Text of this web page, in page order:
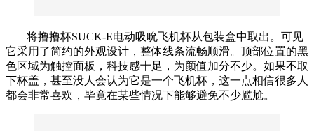
将撸撸杯SUCK-E电动吸吮飞机杯从包装盒中取出。可见
它采用了简约的外观设计，整体线条流畅顺滑。顶部位置的黑
色区域为触控面板，科技感十足，为颜值加分不少。如果不取
下杯盖，甚至没人会认为它是一个飞机杯，这一点相信很多人
都会非常喜欢，毕竟在某些情况下能够避免不少尴尬。